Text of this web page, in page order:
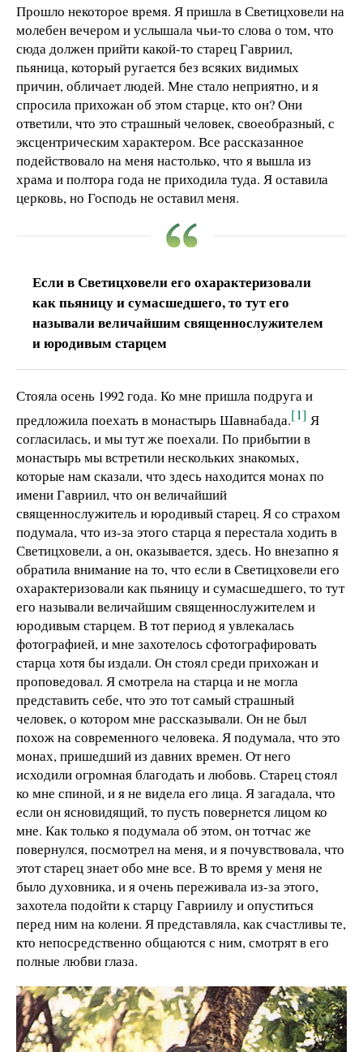
Прошло некоторое время. Я пришла в Светицховели на
молебен вечером и услышала чьи-то слова о том, что
сюда должен прийти какой-то старец Гавриил,
пьяница, который ругается без всяких видимых
причин, обличает людей. Мне стало неприятно, и я
спросила прихожан об этом старце, кто он? Они
ответили, что это страшный человек, своеобразный, с
эксцентрическим характером. Все рассказанное
подействовало на меня настолько, что я вышла из
храма и полтора года не приходила туда. Я оставила
церковь, но Господь не оставил меня.
Если в Светицховели его охарактеризовали
как пьяницу и сумасшедшего, то тут его
называли величайшим священнослужителем
и юродивым старцем
Стояла осень 1992 года. Ко мне пришла подруга и
предложила поехать в монастырь Шавнабада.[1] Я
согласилась, и мы тут же поехали. По прибытии в
монастырь мы встретили нескольких знакомых,
которые нам сказали, что здесь находится монах по
имени Гавриил, что он величайший
священнослужитель и юродивый старец. Я со страхом
подумала, что из-за этого старца я перестала ходить в
Светицховели, а он, оказывается, здесь. Но внезапно я
обратила внимание на то, что если в Светицховели его
охарактеризовали как пьяницу и сумасшедшего, то тут
его называли величайшим священнослужителем и
юродивым старцем. В тот период я увлекалась
фотографией, и мне захотелось сфотографировать
старца хотя бы издали. Он стоял среди прихожан и
проповедовал. Я смотрела на старца и не могла
представить себе, что это тот самый страшный
человек, о котором мне рассказывали. Он не был
похож на современного человека. Я подумала, что это
монах, пришедший из давних времен. От него
исходили огромная благодать и любовь. Старец стоял
ко мне спиной, и я не видела его лица. Я загадала, что
если он ясновидящий, то пусть повернется лицом ко
мне. Как только я подумала об этом, он тотчас же
повернулся, посмотрел на меня, и я почувствовала, что
этот старец знает обо мне все. В то время у меня не
было духовника, и я очень переживала из-за этого,
захотела подойти к старцу Гавриилу и опуститься
перед ним на колени. Я представляла, как счастливы те,
кто непосредственно общаются с ним, смотрят в его
полные любви глаза.